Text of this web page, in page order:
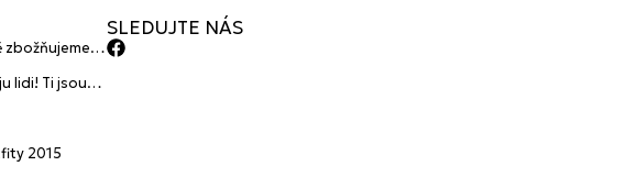
zbožňujeme
lidi! Ti jsou
2015
SLEDUJTE NÁS